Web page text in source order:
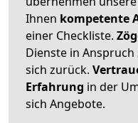
Ihnen kompetente
einer Checkliste.
Dienste in
sich zurück.
Erfahrung in der
sich Angebote.